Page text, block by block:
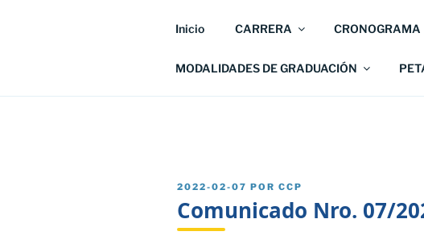
Inicio CARRERA CRONOGRAMA
MODALIDADES DE GRADUACIÓN
PUBLICADO
2022-02-07 POR CCP
Comunicado Nro. 07/